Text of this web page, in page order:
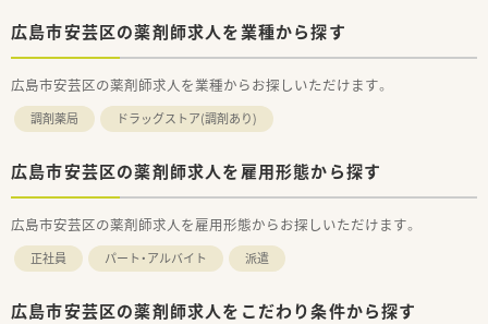
広島市安芸区の薬剤師求人を業種から探す
広島市安芸区の薬剤師求人を業種からお探しいただけます。
調剤薬局 ドラッグストア(調剤あり)
広島市安芸区の薬剤師求人を雇用形態から探す
広島市安芸区の薬剤師求人を雇用形態からお探しいただけます。
正社員 パート・アルバイト 派遣
広島市安芸区の薬剤師求人をこだわり条件から探す